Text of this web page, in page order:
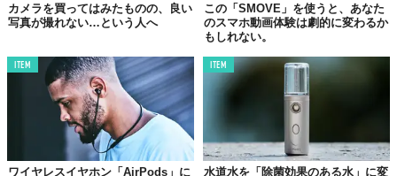
他にも様々なアクセサリーがあり、旅行から街撮りまで対応でき
そうだ。
・手首用ストラップ
・ネックストラップ
・トラベルバック
・レンズキャップ
・レンズクリーナー
・1.5mの充電器
カメラを買ってはみたものの、良い
写真が撮れない…という人へ
この「SMOVE」を使うと、あなた
のスマホ動画体験は劇的に変わるか
もしれない。
ITEM
ワイヤレスイヤホン「AirPods」に
ITEM
水道水を「除菌効果のある水」に変